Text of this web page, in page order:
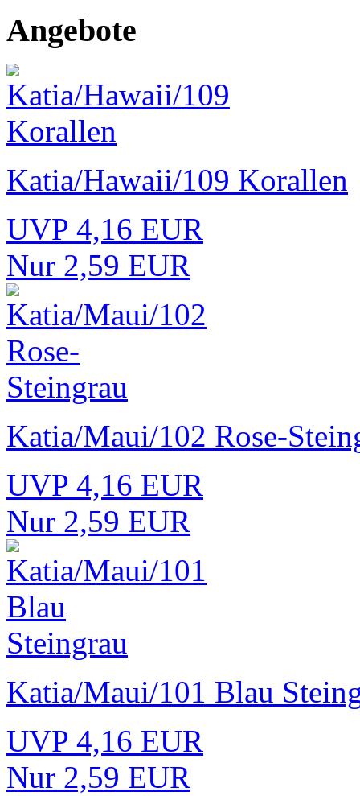
Angebote
Katia/Hawaii/109 Korallen
UVP 4,16 EUR
Nur 2,59 EUR
Katia/Maui/102 Rose-
UVP 4,16 EUR
Nur 2,59 EUR
Katia/Maui/101 Blau
UVP 4,16 EUR
Nur 2,59 EUR